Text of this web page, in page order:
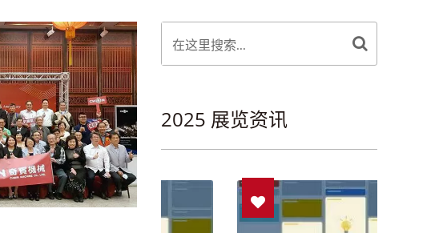
2025 展览资讯